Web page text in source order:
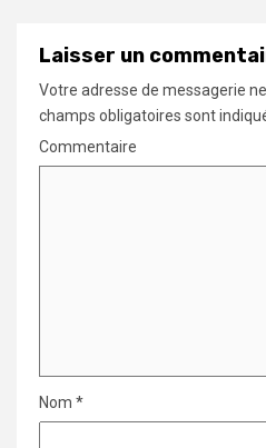
Laisser un
Votre adresse de messagerie
champs obligatoires sont
Commentaire
Nom *